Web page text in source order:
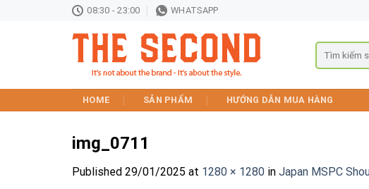
08:30 - 23:00 WHATSAPP
HOME SẢN PHẨM HƯỚNG DẪN MUA HÀNG
img_0711
Published 29/01/2025 at 1280 × 1280 in Japan MSPC